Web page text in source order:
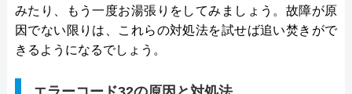
みたり、もう一度お湯張りをしてみましょう。故障が原
因でない限りは、これらの対処法を試せば追い焚きがで
きるようになるでしょう。